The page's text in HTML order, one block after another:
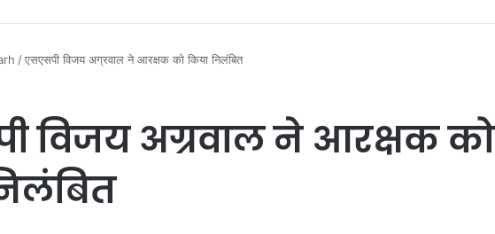
/एसएसपी विजय अग्रवाल ने आरक्षक को किया निलंबित
विजय अग्रवाल ने आरक्षक को